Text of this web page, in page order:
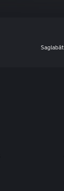
Saglabāt